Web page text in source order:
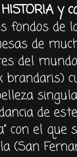
y
fondos de
de
del
de
con el que
(San